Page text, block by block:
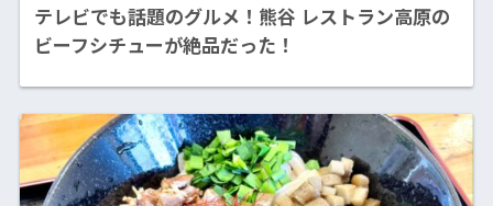
テレビでも話題のグルメ！熊谷 レストラン高原の
ビーフシチューが絶品だった！